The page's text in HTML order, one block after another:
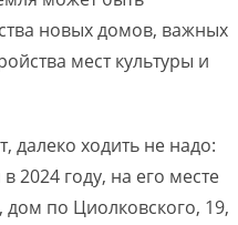
новых домов, важных
мест культуры и
далеко ходить не надо:
2024 году, на его месте
по Циолковского, 19,